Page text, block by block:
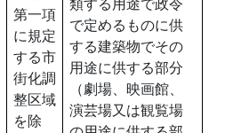
第一項
に規定
する市
街化調
整区域
を除
で定めるものに供
する建築物でその
用途に供する部分
（劇場、映画館、
演芸場又は観覧場